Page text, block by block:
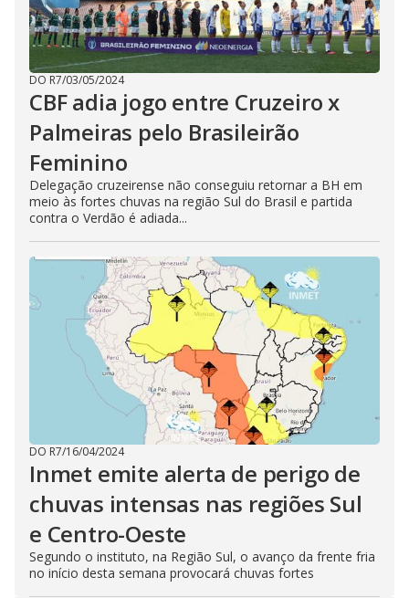
DO R7/03/05/2024
CBF adia jogo entre Cruzeiro x
Palmeiras pelo Brasileirão
Feminino
Delegação cruzeirense não conseguiu retornar a BH em
meio às fortes chuvas na região Sul do Brasil e partida
contra o Verdão é adiada...
DO R7/16/04/2024
Inmet emite alerta de perigo de
chuvas intensas nas regiões Sul
e Centro-Oeste
Segundo o instituto, na Região Sul, o avanço da frente fria
no início desta semana provocará chuvas fortes